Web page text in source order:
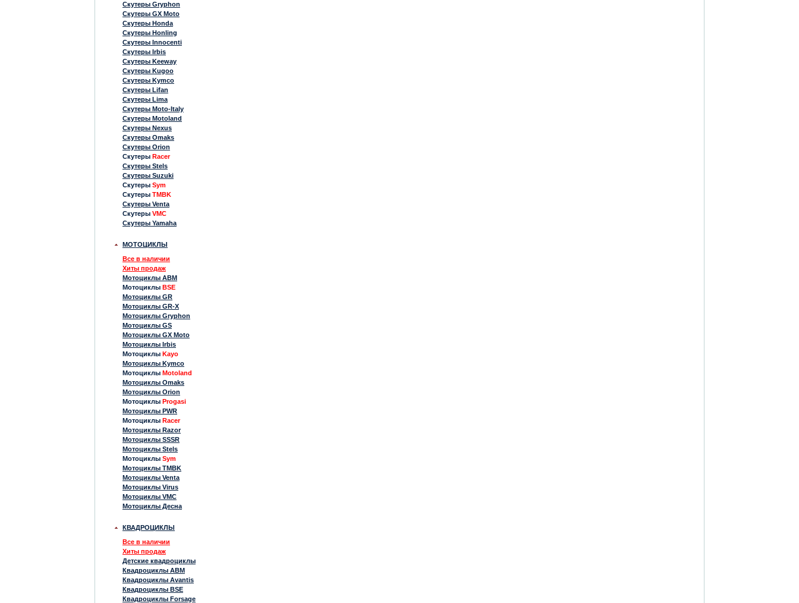
Скутеры Gryphon
Скутеры GX Moto
Скутеры Honda
Скутеры Honling
Скутеры Innocenti
Скутеры Irbis
Скутеры Keeway
Скутеры Kugoo
Скутеры Kymco
Скутеры Lifan
Скутеры Lima
Скутеры Moto-Italy
Скутеры Motoland
Скутеры Nexus
Скутеры Omaks
Скутеры Orion
Скутеры Racer
Скутеры Stels
Скутеры Suzuki
Скутеры Sym
Скутеры TMBK
Скутеры Venta
Скутеры VMC
Скутеры Yamaha
МОТОЦИКЛЫ
Все в наличии
Хиты продаж
Мотоциклы ABM
Мотоциклы BSE
Мотоциклы GR
Мотоциклы GR-X
Мотоциклы Gryphon
Мотоциклы GS
Мотоциклы GX Moto
Мотоциклы Irbis
Мотоциклы Kayo
Мотоциклы Kymco
Мотоциклы Motoland
Мотоциклы Omaks
Мотоциклы Orion
Мотоциклы Progasi
Мотоциклы PWR
Мотоциклы Racer
Мотоциклы Razor
Мотоциклы SSSR
Мотоциклы Stels
Мотоциклы Sym
Мотоциклы TMBK
Мотоциклы Venta
Мотоциклы Virus
Мотоциклы VMC
Мотоциклы Десна
КВАДРОЦИКЛЫ
Все в наличии
Хиты продаж
Детские квадроциклы
Квадроциклы ABM
Квадроциклы Avantis
Квадроциклы BSE
Квадроциклы Forsage